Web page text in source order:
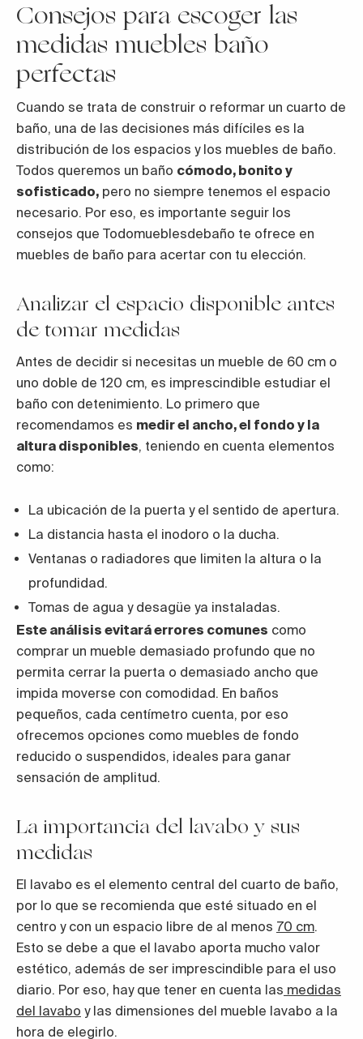
Consejos para escoger las
medidas muebles baño
perfectas
Cuando se trata de construir o reformar un cuarto de
baño, una de las decisiones más difíciles es la
distribución de los espacios y los muebles de baño.
Todos queremos un baño cómodo, bonito y
sofisticado, pero no siempre tenemos el espacio
necesario. Por eso, es importante seguir los
consejos que Todomueblesdebaño te ofrece en
muebles de baño para acertar con tu elección.
Analizar el espacio disponible antes
de tomar medidas
Antes de decidir si necesitas un mueble de 60 cm o
uno doble de 120 cm, es imprescindible estudiar el
baño con detenimiento. Lo primero que
recomendamos es medir el ancho, el fondo y la
altura disponibles, teniendo en cuenta elementos
como:
La ubicación de la puerta y el sentido de apertura.
La distancia hasta el inodoro o la ducha.
Ventanas o radiadores que limiten la altura o la
profundidad.
Tomas de agua y desagüe ya instaladas.
Este análisis evitará errores comunes como
comprar un mueble demasiado profundo que no
permita cerrar la puerta o demasiado ancho que
impida moverse con comodidad. En baños
pequeños, cada centímetro cuenta, por eso
ofrecemos opciones como muebles de fondo
reducido o suspendidos, ideales para ganar
sensación de amplitud.
La importancia del lavabo y sus
medidas
El lavabo es el elemento central del cuarto de baño,
por lo que se recomienda que esté situado en el
centro y con un espacio libre de al menos 70 cm.
Esto se debe a que el lavabo aporta mucho valor
estético, además de ser imprescindible para el uso
diario. Por eso, hay que tener en cuenta las medidas
del lavabo y las dimensiones del mueble lavabo a la
hora de elegirlo.